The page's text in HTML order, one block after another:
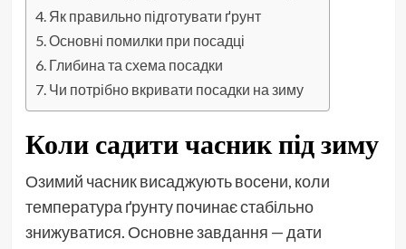
Як правильно підготувати ґрунт
Основні помилки при посадці
Глибина та схема посадки
Чи потрібно вкривати посадки на зиму
Коли садити часник під зиму
Озимий часник висаджують восени, коли
температура ґрунту починає стабільно
знижуватися. Основне завдання — дати